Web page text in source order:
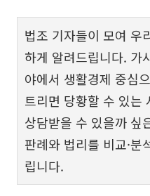
법조 기자들이 모여 우
하게 알려드립니다. 가
야에서 생활경제 중심
트리면 당황할 수 있는
상담받을 수 있을까 싶
판례와 법리를 비교·분
립니다.